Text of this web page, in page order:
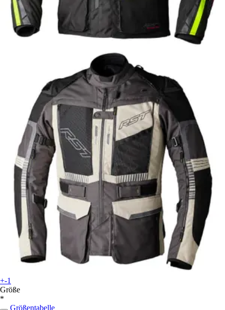
+-1
Größe
*
Größentabelle